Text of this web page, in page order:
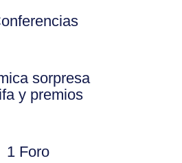
sorpresa
y premios
1 Foro